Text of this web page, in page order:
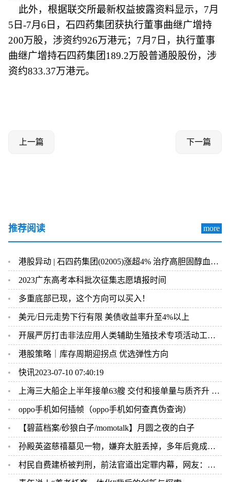
此外，根据联交所最新权益披露资料显示，7月
5日-7月6日，石四药集团获执行董事曲继广增持
200万股，涉资约926万港元；7月7日，执行董事
曲继广增持石四药集团189.2万股普通股股份，涉
资约833.37万港元。
上一篇 下一篇
推荐阅读 more
港股异动 | 石四药集团(02005)涨超4% 治疗高胆固醇血症药物获生产注册批件
2023广东高考本科批次征集志愿填报时间
多重底部已现，这个方向可以买入！
美元/日元走势下行有限 美债收益率升至4%以上
开展严厉打击非法应用人类辅助生殖技术专项活动工作方案
港股策略｜库存周期迎拐点 优选弹性方向
快讯2023-07-10 07:40:19
上海三大船企上半年接单63艘 交付和接单量与质齐升 中高端船型逾九成
oppo手机如何插帧（oppo手机如何查真伪查询）
【碧蓝档案/砂狼白子/momotalk】月圆之夜的白子
孙殿英盗慈禧墓见一物，嫌弃太脏丢掉，多年后竟成国宝，后悔一生
村民自费建桥被判刑，前法官道出定罪内幕，网友：太令人寒心了！